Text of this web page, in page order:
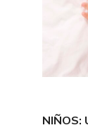
NIÑOS: